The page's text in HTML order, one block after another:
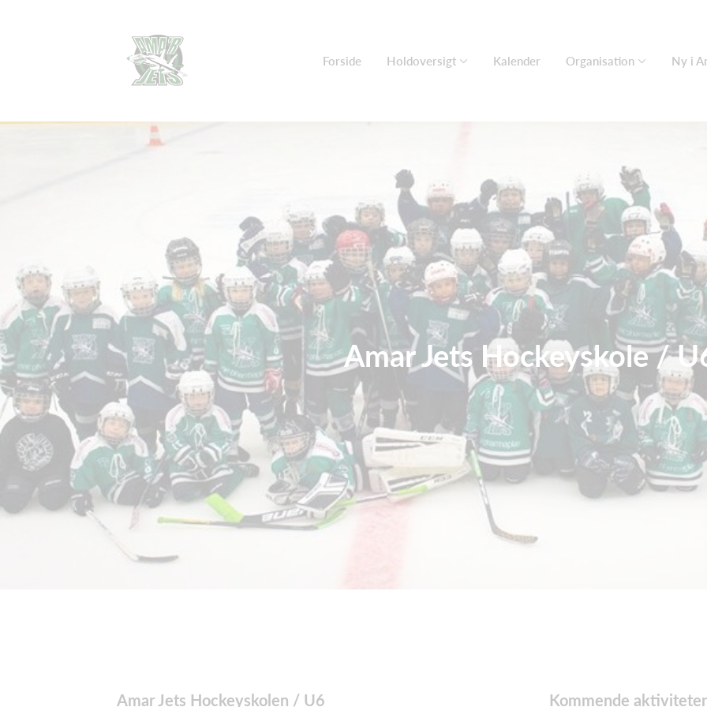
Forside Holdoversigt Kalender Organisation Ny i
Amar Jets Hockeyskole /
Amar Jets Hockeyskolen / U6 Kommende aktiviteter